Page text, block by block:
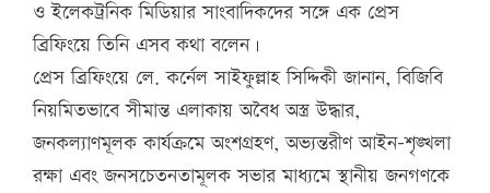
ও ইলেকট্রনিক মিডিয়ার সাংবাদিকদের সঙ্গে এক প্রেস
ব্রিফিংয়ে তিনি এসব কথা বলেন।
প্রেস ব্রিফিংয়ে লে. কর্নেল সাইফুল্লাহ সিদ্দিকী জানান, বিজিবি
নিয়মিতভাবে সীমান্ত এলাকায় অবৈধ অস্ত্র উদ্ধার,
জনকল্যাণমূলক কার্যক্রমে অংশগ্রহণ, অভ্যন্তরীণ আইন-শৃঙ্খলা
রক্ষা এবং জনসচেতনতামূলক সভার মাধ্যমে স্থানীয় জনগণকে